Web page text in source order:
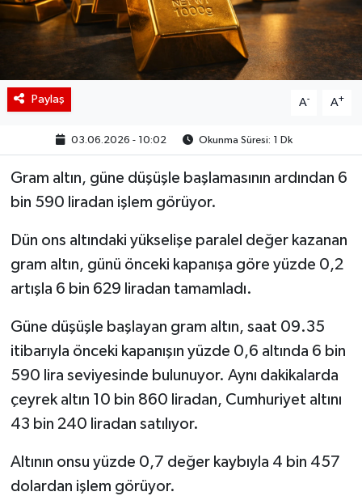
Paylaş A- A+
03.06.2026 - 10:02 Okunma Süresi: 1 Dk
Gram altın, güne düşüşle başlamasının ardından 6
bin 590 liradan işlem görüyor.
Dün ons altındaki yükselişe paralel değer kazanan
gram altın, günü önceki kapanışa göre yüzde 0,2
artışla 6 bin 629 liradan tamamladı.
Güne düşüşle başlayan gram altın, saat 09.35
itibarıyla önceki kapanışın yüzde 0,6 altında 6 bin
590 lira seviyesinde bulunuyor. Aynı dakikalarda
çeyrek altın 10 bin 860 liradan, Cumhuriyet altını
43 bin 240 liradan satılıyor.
Altının onsu yüzde 0,7 değer kaybıyla 4 bin 457
dolardan işlem görüyor.
BIST 100 Isı Haritası
Coin Isı Haritası
Ekonomik Takvim
Kiripto Para Piyasası
Gizlilik Sözleşmesi
Hakkımızda
İletişim